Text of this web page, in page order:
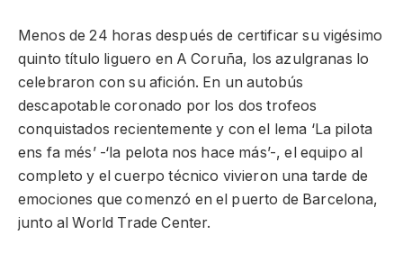
Menos de 24 horas después de certificar su vigésimo
quinto título liguero en A Coruña, los azulgranas lo
celebraron con su afición. En un autobús
descapotable coronado por los dos trofeos
conquistados recientemente y con el lema ‘La pilota
ens fa més’ -‘la pelota nos hace más’-, el equipo al
completo y el cuerpo técnico vivieron una tarde de
emociones que comenzó en el puerto de Barcelona,
junto al World Trade Center.